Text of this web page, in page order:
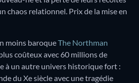
chaos relationnel. Prix de la mise en
moins baroqueThe Northman
coûteux avec 60 millions de
à un autre univers historique fort :
du Xe siècle avec une tragédie